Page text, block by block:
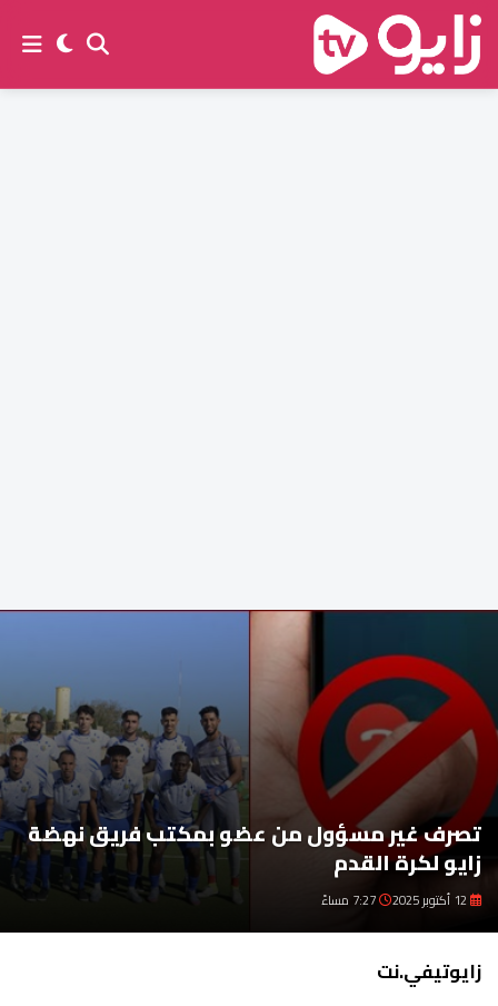
تصرف غير مسؤول من عضو بمكتب فريق نهضة
زايو لكرة القدم
زايوتيفي.نت